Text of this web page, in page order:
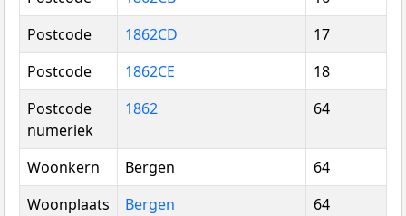
Postcode
1862CD
17
Postcode
1862CE
18
Postcode
numeriek
1862 64
Woonkern Bergen
64
Woonplaats
Bergen
64